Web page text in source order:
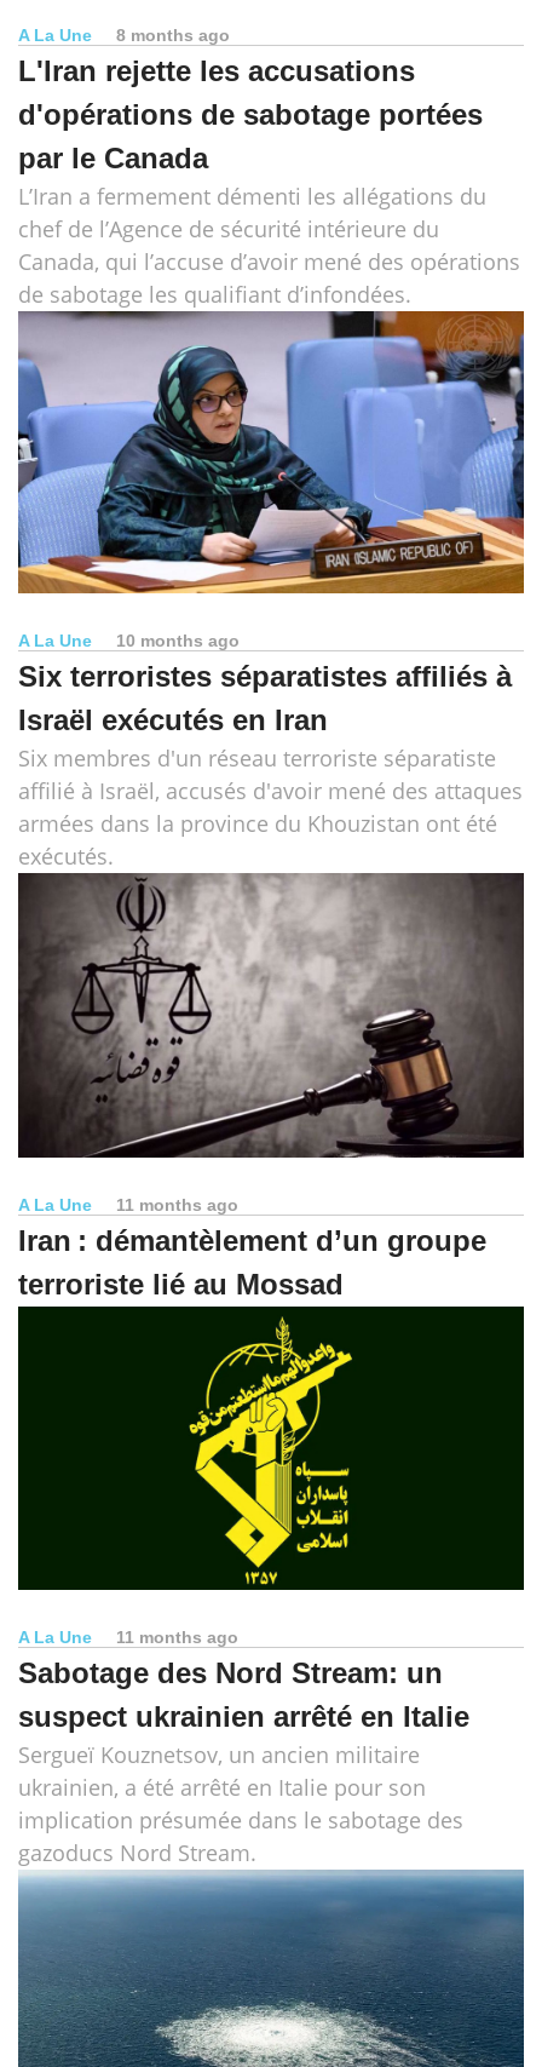
A La Une 8 months ago
L'Iran rejette les accusations
d'opérations de sabotage portées
par le Canada
L’Iran a fermement démenti les allégations du
chef de l’Agence de sécurité intérieure du
Canada, qui l’accuse d’avoir mené des opérations
de sabotage les qualifiant d’infondées.
A La Une 10 months ago
Six terroristes séparatistes affiliés à
Israël exécutés en Iran
Six membres d'un réseau terroriste séparatiste
affilié à Israël, accusés d'avoir mené des attaques
armées dans la province du Khouzistan ont été
exécutés.
A La Une 11 months ago
Iran : démantèlement d’un groupe
terroriste lié au Mossad
A La Une 11 months ago
Sabotage des Nord Stream: un
suspect ukrainien arrêté en Italie
Sergueï Kouznetsov, un ancien militaire
ukrainien, a été arrêté en Italie pour son
implication présumée dans le sabotage des
gazoducs Nord Stream.